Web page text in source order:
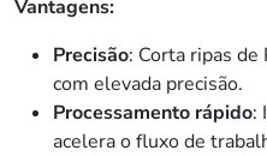
Vantagens:
Precisão: Corta ripas de
com elevada precisão.
Processamento rápido:
acelera o fluxo de